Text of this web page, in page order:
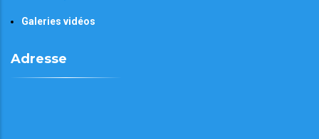
Galeries vidéos
Adresse